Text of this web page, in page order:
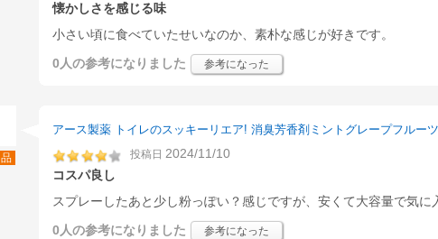
懐かしさを感じる味
小さい頃に食べていたせいなのか、素朴な感じが好きです。
0人の参考になりました 参考になった
アース製薬 トイレのスッキーリエア! 消臭芳香剤ミントグレープフルー
投稿日 2024/11/10
コスパ良し
スプレーしたあと少し粉っぽい？感じですが、安くて大容量で気に
0人の参考になりました 参考になった